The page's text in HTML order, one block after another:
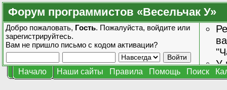
Форум программистов «Весельчак У»
Добро пожаловать, Гость. Пожалуйста, войдите или
зарегистрируйтесь.
Вам не пришло письмо с кодом активации?
У
Начало Наши сайты Правила Помощь Поиск